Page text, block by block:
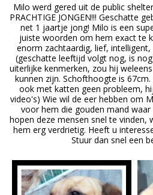
Milo werd gered uit de public
PRACHTIGE JONGEN!!! Geschatte
net 1 jaartje jong! Milo is een
juiste woorden om hem exact te
enorm zachtaardig, lief,
(geschatte leeftijd volgt nog, is
uiterlijke kenmerken, zou hij
kunnen zijn. Schofthoogte is
ook met katten geen probleem,
video's) Wie wil de eer hebben om
voor hem die gouden mand waar
hopen deze mensen snel te vinden,
hem erg verdrietig. Heeft u
Stuur dan snel een